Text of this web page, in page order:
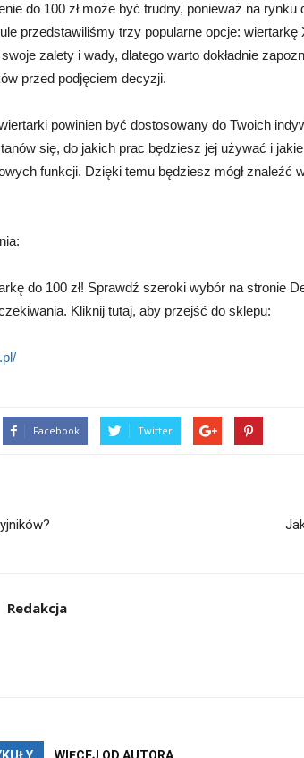
do 100 zł może być trudny, ponieważ na
przedstawiliśmy trzy popularne opcje:
zalety i wady, dlatego warto dokładnie
przed podjęciem decyzji.
powinien być dostosowany do Twoich
się, do jakich prac będziesz jej używać i
funkcji. Dzięki temu będziesz mógł znaleźć
do 100 zł! Sprawdź szeroki wybór na stronie
Kliknij tutaj, aby przejść do sklepu:
Facebook Twitter
Redakcja